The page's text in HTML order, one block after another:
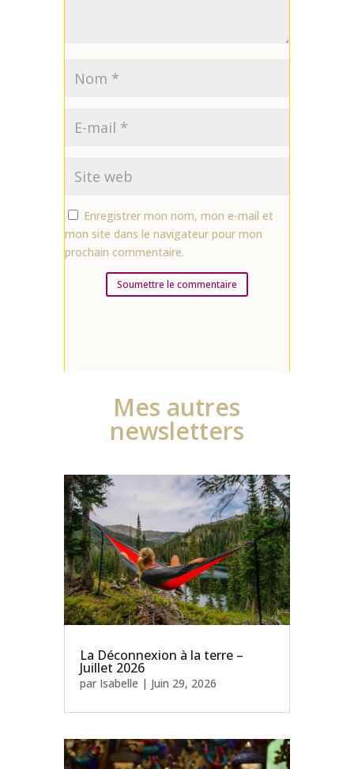
Enregistrer mon nom, mon e-mail et
mon site dans le navigateur pour mon
prochain commentaire.
Soumettre le commentaire
Mes autres
newsletters
La Déconnexion à la terre –
Juillet 2026
par Isabelle | Juin 29, 2026